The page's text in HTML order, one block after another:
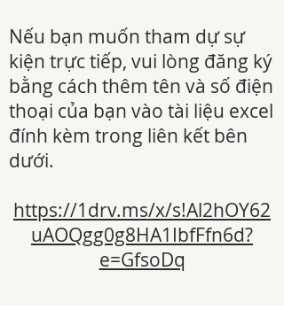
Nếu bạn muốn tham dự sự
kiện trực tiếp, vui lòng đăng ký
bằng cách thêm tên và số điện
thoại của bạn vào tài liệu excel
đính kèm trong liên kết bên
dưới.
https://1drv.ms/x/s!Al2hOY62
uAOQgg0g8HA1IbfFfn6d?
e=GfsoDq